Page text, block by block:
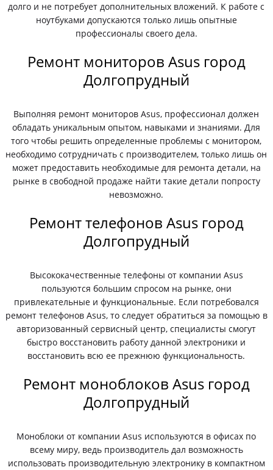
долго и не потребует дополнительных вложений. К работе с
ноутбуками допускаются только лишь опытные
профессионалы своего дела.
Ремонт мониторов Asus город
Долгопрудный
Выполняя ремонт мониторов Asus, профессионал должен
обладать уникальным опытом, навыками и знаниями. Для
того чтобы решить определенные проблемы с монитором,
необходимо сотрудничать с производителем, только лишь он
может предоставить необходимые для ремонта детали, на
рынке в свободной продаже найти такие детали попросту
невозможно.
Ремонт телефонов Asus город
Долгопрудный
Высококачественные телефоны от компании Asus
пользуются большим спросом на рынке, они
привлекательные и функциональные. Если потребовался
ремонт телефонов Asus, то следует обратиться за помощью в
авторизованный сервисный центр, специалисты смогут
быстро восстановить работу данной электроники и
восстановить всю ее прежнюю функциональность.
Ремонт моноблоков Asus город
Долгопрудный
Моноблоки от компании Asus используются в офисах по
всему миру, ведь производитель дал возможность
использовать производительную электронику в компактном